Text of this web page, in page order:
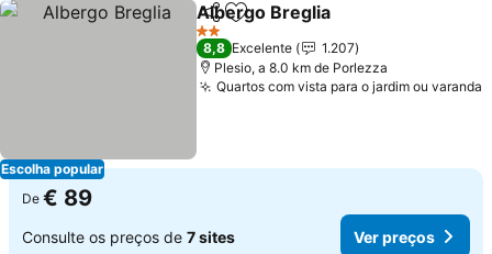
Escolha popular
PartilharAdicionar aos favoritos
Albergo Breglia
2 Estrelas
8,8 Excelente
1.207
Plesio, a 8.0 km de Porlezza
Quartos com vista para o jardim ou varanda
De € 89
Consulte os preços de 7 sites Ver preços